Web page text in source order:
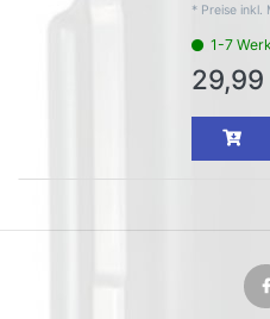
* Preise inkl.
1-7